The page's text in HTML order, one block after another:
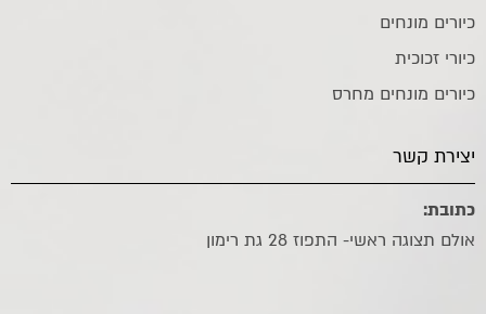
כיורים מונחים
כיורי זכוכית
כיורים מונחים מחרס
יצירת קשר
כתובת:
אולם תצוגה ראשי- התפוז 28 גת רימון